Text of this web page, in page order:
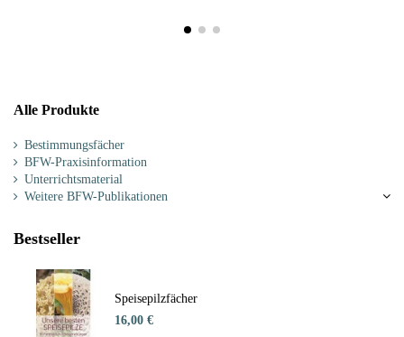
Alle Produkte
Bestimmungsfächer
BFW-Praxisinformation
Unterrichtsmaterial
Weitere BFW-Publikationen
Bestseller
Speisepilzfächer
16,00 €